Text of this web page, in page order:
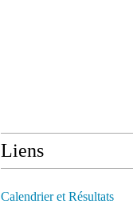
Liens
Calendrier et Résultats